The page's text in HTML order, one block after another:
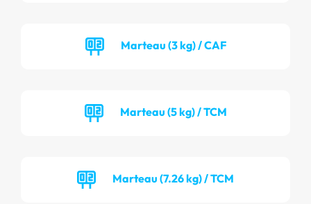
Marteau (3 kg) / CAF
Marteau (5 kg) / TCM
Marteau (7.26 kg) / TCM